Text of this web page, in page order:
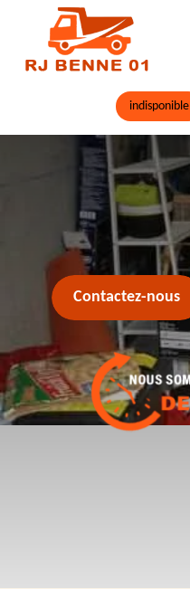
indisponible
Contactez-nous